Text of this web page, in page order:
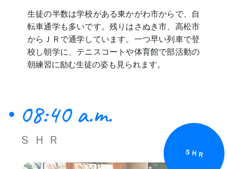
生徒の半数は学校がある東かがわ市からで、自
転車通学も多いです。残りはさぬき市、高松市
からＪＲで通学しています。一つ早い列車で登
校し朝学に、テニスコートや体育館で部活動の
朝練習に励む生徒の姿も見られます。
08:40 a.m.
ＳＨＲ
ＳＨＲ